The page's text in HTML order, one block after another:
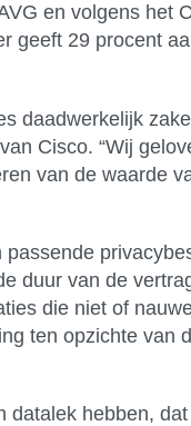
en volgens het
geeft 29 procent
daadwerkelijk
Cisco. “Wij
van de waarde
duur van de
die niet of
ten opzichte van
hebben,